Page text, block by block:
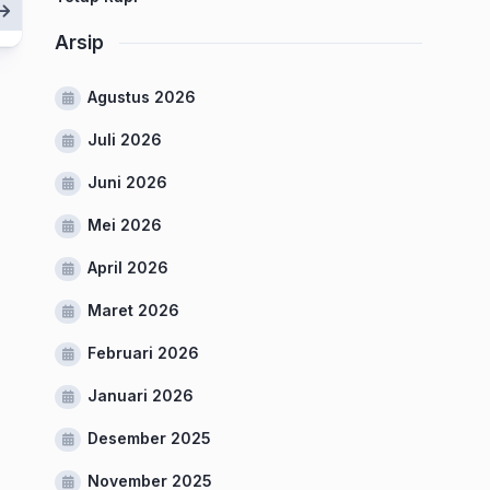
Arsip
Agustus 2026
Juli 2026
Juni 2026
Mei 2026
April 2026
Maret 2026
Februari 2026
Januari 2026
Desember 2025
November 2025